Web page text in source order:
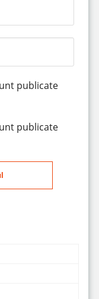
publicate
publicate